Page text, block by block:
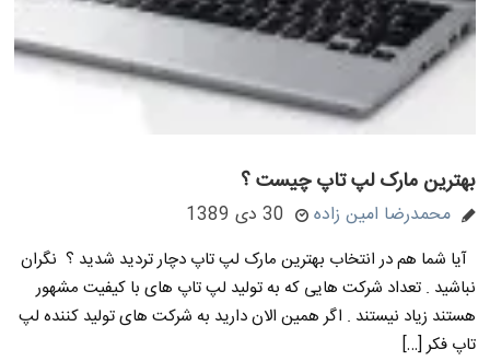
بهترین مارک لپ تاپ چیست ؟
محمدرضا امین زاده 30 دی 1389
آیا شما هم در انتخاب بهترین مارک لپ تاپ دچار تردید شدید ؟ نگران
نباشید . تعداد شرکت هایی که به تولید لپ تاپ های با کیفیت مشهور
هستند زیاد نیستند . اگر همین الان دارید به شرکت های تولید کننده لپ
تاپ فکر […]